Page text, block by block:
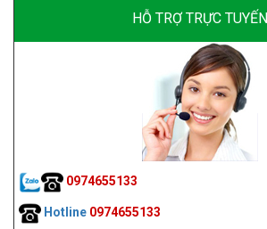
HỖ TRỢ TRỰC TUYẾN
0974655133
Hotline 0974655133